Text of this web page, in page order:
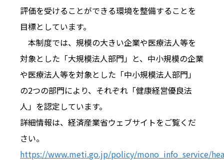
評価を受けることができる環境を整備することを
目標としています。
本制度では、規模の大きい企業や医療法人等を
対象とした「大規模法人部門」と、中小規模の企業
や医療法人等を対象とした「中小規模法人部門」
の2つの部門により、それぞれ「健康経営優良法
人」を認定しています。
詳細情報は、経済産業省ウェブサイトをご覧くだ
さい。
https://www.meti.go.jp/policy/mono_info_service/